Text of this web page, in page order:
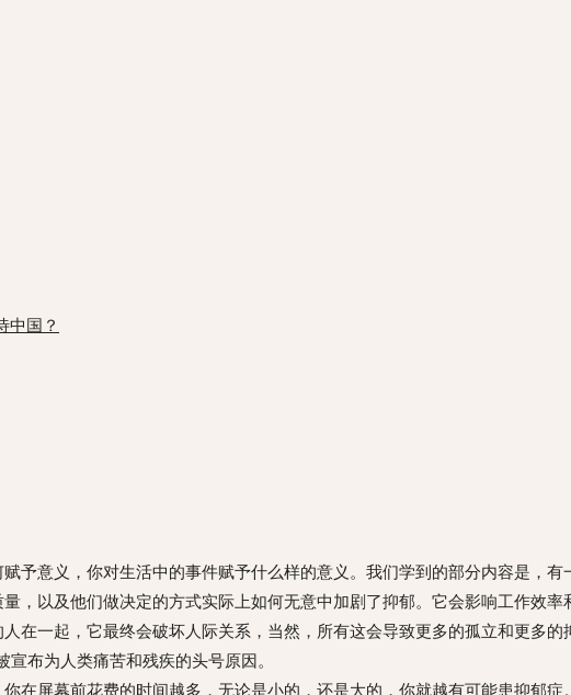
中国？
予意义，你对生活中的事件赋予什么样的意义。我们学到的部分内容是，
，以及他们做决定的方式实际上如何无意中加剧了抑郁。它会影响工作效
在一起，它最终会破坏人际关系，当然，所有这会导致更多的孤立和更多的
宣布为人类痛苦和残疾的头号原因。
在屏幕前花费的时间越多，无论是小的，还是大的，你就越有可能患抑郁症。